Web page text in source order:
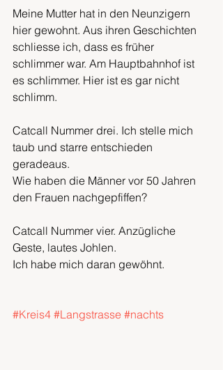
Meine Mutter hat in den Neunzigern
hier gewohnt. Aus ihren Geschichten
schliesse ich, dass es früher
schlimmer war. Am Hauptbahnhof ist
es schlimmer. Hier ist es gar nicht
schlimm.
Catcall Nummer drei. Ich stelle mich
taub und starre entschieden
geradeaus.
Wie haben die Männer vor 50 Jahren
den Frauen nachgepfiffen?
Catcall Nummer vier. Anzügliche
Geste, lautes Johlen.
Ich habe mich daran gewöhnt.
#Kreis4 #Langstrasse #nachts